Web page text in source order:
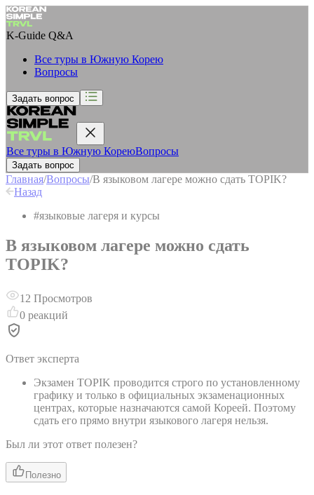
K-Guide Q&A
Все туры в Южную Корею
Вопросы
Задать вопрос
Все туры в Южную КореюВопросы
Задать вопрос
Главная/Вопросы/В языковом лагере можно сдать TOPIK?
Назад
#языковые лагеря и курсы
В языковом лагере можно сдать
TOPIK?
12 Просмотров
0 реакций
Ответ эксперта
Экзамен TOPIK проводится строго по установленному
графику и только в официальных экзаменационных
центрах, которые назначаются самой Кореей. Поэтому
сдать его прямо внутри языкового лагеря нельзя.
Был ли этот ответ полезен?
Полезно